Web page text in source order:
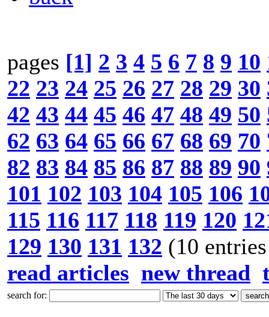
pages [1] 2 3 4 5 6 7 8 9 10
22 23 24 25 26 27 28 29 30
42 43 44 45 46 47 48 49 50
62 63 64 65 66 67 68 69 70
82 83 84 85 86 87 88 89 90
101 102 103 104 105 106
115 116 117 118 119 120
129 130 131 132 (10
read articles new thread
search for: